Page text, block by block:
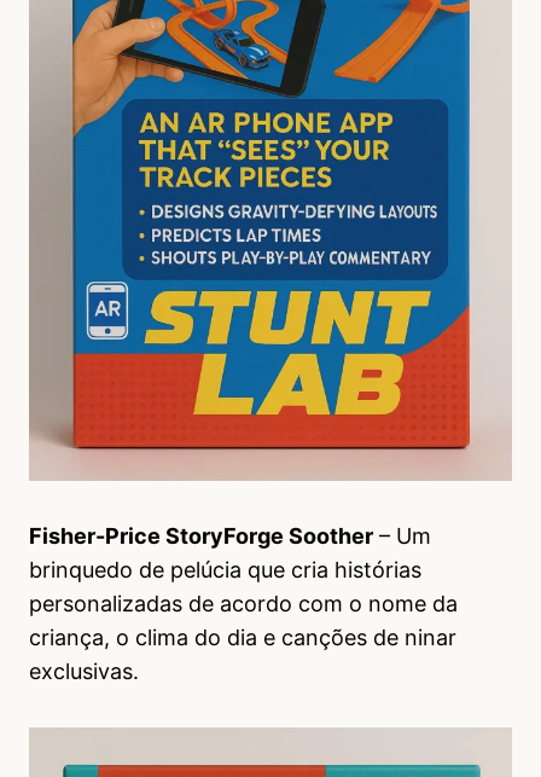
Fisher-Price StoryForge Soother – Um
brinquedo de pelúcia que cria histórias
personalizadas de acordo com o nome da
criança, o clima do dia e canções de ninar
exclusivas.